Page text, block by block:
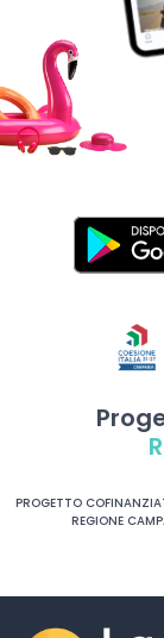
PROGETTO
REGIONE